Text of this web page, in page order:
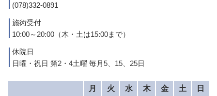
(078)332-0891
施術受付
10:00～20:00（木・土は15:00まで）
休院日
日曜・祝日 第2・4土曜 毎月5、15、25日
月 火 水 木 金 土
日